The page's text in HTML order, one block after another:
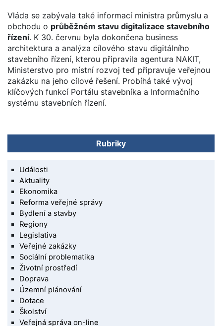
Vláda se zabývala také informací ministra průmyslu a
obchodu o průběžném stavu digitalizace stavebního
řízení. K 30. červnu byla dokončena business
architektura a analýza cílového stavu digitálního
stavebního řízení, kterou připravila agentura NAKIT,
Ministerstvo pro místní rozvoj teď připravuje veřejnou
zakázku na jeho cílové řešení. Probíhá také vývoj
klíčových funkcí Portálu stavebníka a Informačního
systému stavebních řízení.
Rubriky
Události
Aktuality
Ekonomika
Reforma veřejné správy
Bydlení a stavby
Regiony
Legislativa
Veřejné zakázky
Sociální problematika
Životní prostředí
Doprava
Územní plánování
Dotace
Školství
Veřejná správa on-line